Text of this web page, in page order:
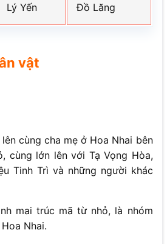
Lý Yến Đồ Lăng
vật
cùng cha mẹ ở Hoa Nhai bên
cùng lớn lên với Tạ Vọng Hòa,
Tinh Trì và những người khác
mai trúc mã từ nhỏ, là nhóm
Nhai.